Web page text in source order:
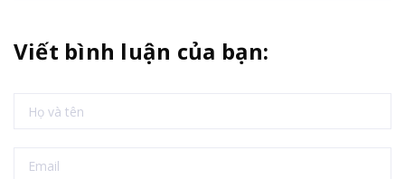
Viết bình luận của bạn: